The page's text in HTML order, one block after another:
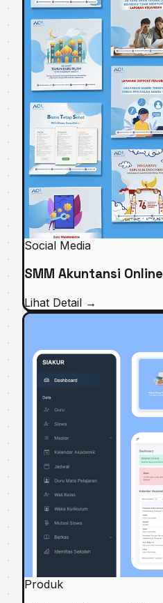
Social Media
SMM Akuntansi Online
Lihat Detail →
Produk